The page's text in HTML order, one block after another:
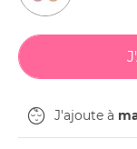
J'ajoute à